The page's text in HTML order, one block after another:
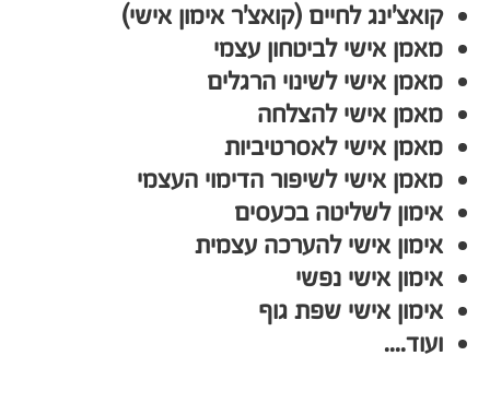
קואצ'ינג לחיים (קואצ'ר אימון אישי)
מאמן אישי לביטחון עצמי
מאמן אישי לשינוי הרגלים
מאמן אישי להצלחה
מאמן אישי לאסרטיביות
מאמן אישי לשיפור הדימוי העצמי
אימון לשליטה בכעסים
אימון אישי להערכה עצמית
אימון אישי נפשי
אימון אישי שפת גוף
ועוד....